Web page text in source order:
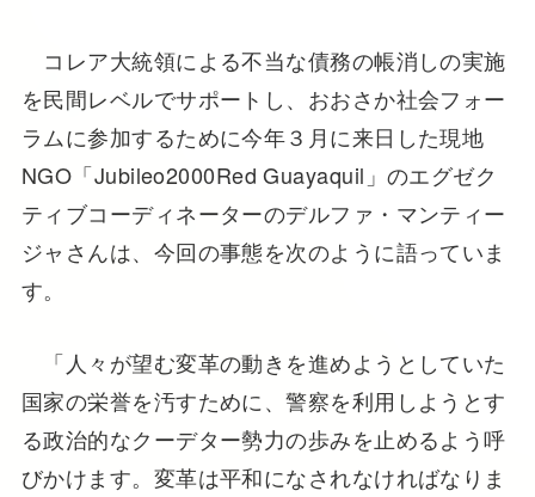
コレア大統領による不当な債務の帳消しの実施
を民間レベルでサポートし、おおさか社会フォー
ラムに参加するために今年３月に来日した現地
NGO「Jubileo2000Red Guayaquil」のエグゼク
ティブコーディネーターのデルファ・マンティー
ジャさんは、今回の事態を次のように語っていま
す。
「人々が望む変革の動きを進めようとしていた
国家の栄誉を汚すために、警察を利用しようとす
る政治的なクーデター勢力の歩みを止めるよう呼
びかけます。変革は平和になされなければなりま